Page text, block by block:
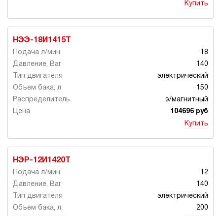
Купить
НЭЭ-18И1415Т
18
140
электрический
150
э/магнитный
104696 руб
Купить
НЭР-12И1420Т
12
140
электрический
200